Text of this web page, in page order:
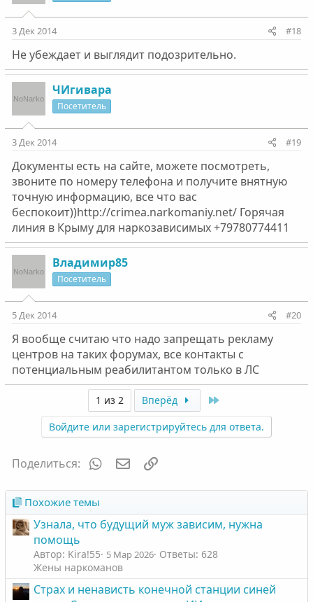
3 Дек 2014 #18
Не убеждает и выглядит подозрительно.
ЧИгивара
Посетитель
3 Дек 2014 #19
Документы есть на сайте, можете посмотреть,
звоните по номеру телефона и получите внятную
точную информацию, все что вас
беспокоит))http://crimea.narkomaniy.net/ Горячая
линия в Крыму для наркозависимых +79780774411
Владимир85
Посетитель
5 Дек 2014 #20
Я вообще считаю что надо запрещать рекламу
центров на таких форумах, все контакты с
потенциальным реабилитантом только в ЛС
1 из 2 Вперёд
Войдите или зарегистрируйтесь для ответа.
Поделиться: WhatsAppЭлектронная почта
Похожие темы
Узнала, что будущий муж зависим, нужна
помощь
Автор: Kira!55 5 Мар 2026 Ответы: 628
Жены наркоманов
Страх и ненависть конечной станции синей